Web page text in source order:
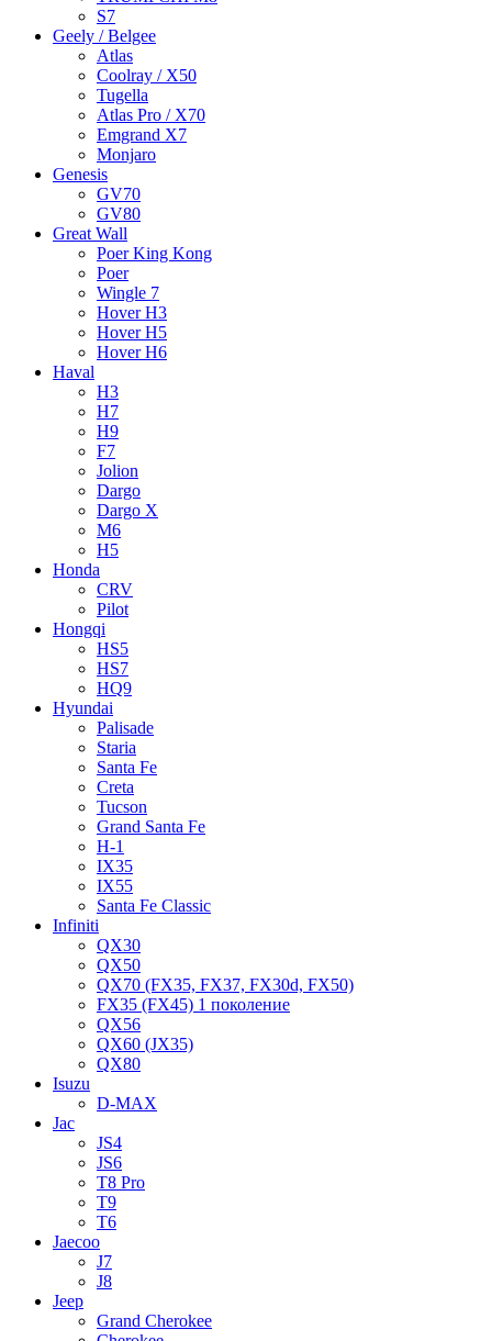
S7
Geely / Belgee
Atlas
Coolray / X50
Tugella
Atlas Pro / X70
Emgrand X7
Monjaro
Genesis
GV70
GV80
Great Wall
Poer King Kong
Poer
Wingle 7
Hover H3
Hover H5
Hover H6
Haval
H3
H7
H9
F7
Jolion
Dargo
Dargo X
M6
H5
Honda
CRV
Pilot
Hongqi
HS5
HS7
HQ9
Hyundai
Palisade
Staria
Santa Fe
Creta
Tucson
Grand Santa Fe
H-1
IX35
IX55
Santa Fe Classic
Infiniti
QX30
QX50
QX70 (FX35, FX37, FX30d, FX50)
FX35 (FX45) 1 поколение
QX56
QX60 (JX35)
QX80
Isuzu
D-MAX
Jac
JS4
JS6
T8 Pro
T9
T6
Jaecoo
J7
J8
Jeep
Grand Cherokee